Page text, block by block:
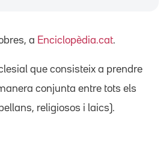
a Enciclopèdia.cat.
que consisteix a prendre
conjunta entre tots els
religiosos i laics).